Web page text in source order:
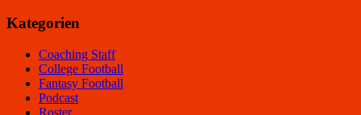
Kategorien
Coaching Staff
College Football
Fantasy Football
Podcast
Roster